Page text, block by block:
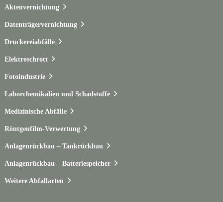
Aktenvernichtung
Datenträgervernichtung
Druckereiabfälle
Elektroschrott
Fotoindustrie
Laborchemikalien und Schadstoffe
Medizinische Abfälle
Röntgenfilm-Verwertung
Anlagenrückbau – Tankrückbau
Anlagenrückbau – Batteriespeicher
Weitere Abfallarten